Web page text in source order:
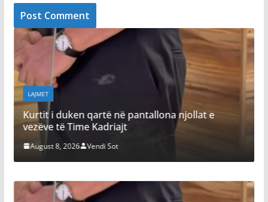
e LAJMET
Dimal Basha refuzon të përgjigjet nëse
shkelet Kushtetuta
August 8, 2026 Vendi Sot